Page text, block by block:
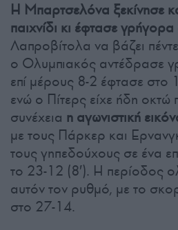
Η Μπαρτσελόνα ξεκίνησε
παιχνίδι κι έφτασε
Λαπροβίτολα να βάζει
ο Ολυμπιακός αντέδρασε
επί μέρους 8-2 έφτασε στο
ενώ ο Πίτερς είχε ήδη οκτώ
συνέχεια η αγωνιστική
με τους Πάρκερ και
τους γηπεδούχους σε ένα
το 23-12 (8′). Η περίοδος
αυτόν τον ρυθμό, με το
στο 27-14.